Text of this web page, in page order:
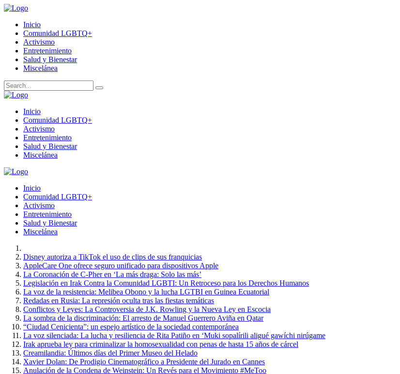
Inicio
Comunidad LGBTQ+
Activismo
Entretenimiento
Salud y Bienestar
Miscelánea
Inicio
Comunidad LGBTQ+
Activismo
Entretenimiento
Salud y Bienestar
Miscelánea
Inicio
Comunidad LGBTQ+
Activismo
Entretenimiento
Salud y Bienestar
Miscelánea
Disney autoriza a TikTok el uso de clips de sus franquicias
AppleCare One ofrece seguro unificado para dispositivos Apple
La Coronación de C-Pher en ‘La más draga: Solo las más’
Legislación en Irak Contra la Comunidad LGBTI: Un Retroceso para los Derechos Humanos
La voz de la resistencia: Melibea Obono y la lucha LGTBI en Guinea Ecuatorial
Redadas en Rusia: La represión oculta tras las fiestas temáticas
Conflictos y Leyes: La Controversia de J.K. Rowling y la Nueva Ley en Escocia
La sombra de la discriminación: El arresto de Manuel Guerrero Aviña en Qatar
“Ciudad Cenicienta”: un espejo artístico de la sociedad contemporánea
La voz silenciada: La lucha y resiliencia de Rita Patiño en ‘Muki sopalírili aligué gawíchi nirúgame
Irak aprueba ley para criminalizar la homosexualidad con penas de hasta 15 años de cárcel
Creamilandia: Últimos días del Primer Museo del Helado
Xavier Dolan: De Prodigio Cinematográfico a Presidente del Jurado en Cannes
Anulación de la Condena de Weinstein: Un Revés para el Movimiento #MeToo